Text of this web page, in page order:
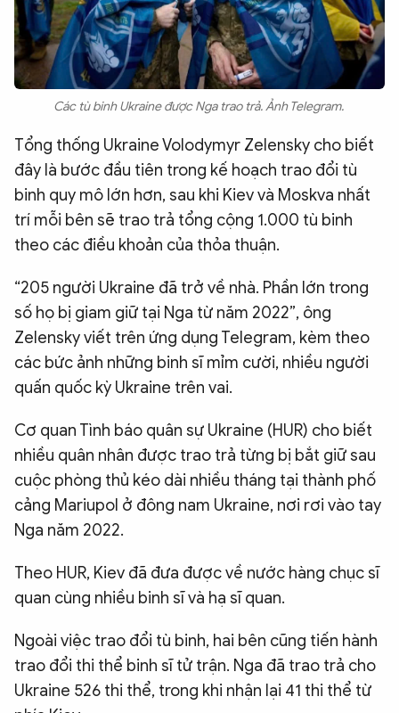
eMagazine
Podcast
Video Ảnh
Infographic
Chuyên đề
Các tù binh Ukraine được Nga trao trả. Ảnh Telegram.
Tổng thống Ukraine Volodymyr Zelensky cho biết
đây là bước đầu tiên trong kế hoạch trao đổi tù
binh quy mô lớn hơn, sau khi Kiev và Moskva nhất
trí mỗi bên sẽ trao trả tổng cộng 1.000 tù binh
theo các điều khoản của thỏa thuận.
“205 người Ukraine đã trở về nhà. Phần lớn trong
số họ bị giam giữ tại Nga từ năm 2022”, ông
Zelensky viết trên ứng dụng Telegram, kèm theo
các bức ảnh những binh sĩ mỉm cười, nhiều người
quấn quốc kỳ Ukraine trên vai.
Cơ quan Tình báo quân sự Ukraine (HUR) cho biết
nhiều quân nhân được trao trả từng bị bắt giữ sau
cuộc phòng thủ kéo dài nhiều tháng tại thành phố
cảng Mariupol ở đông nam Ukraine, nơi rơi vào tay
Nga năm 2022.
Theo HUR, Kiev đã đưa được về nước hàng chục sĩ
quan cùng nhiều binh sĩ và hạ sĩ quan.
Ngoài việc trao đổi tù binh, hai bên cũng tiến hành
trao đổi thi thể binh sĩ tử trận. Nga đã trao trả cho
Ukraine 526 thi thể, trong khi nhận lại 41 thi thể từ